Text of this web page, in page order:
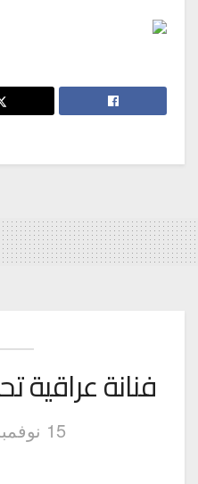
فنانة عراقية
15 نوفمبر، 2022